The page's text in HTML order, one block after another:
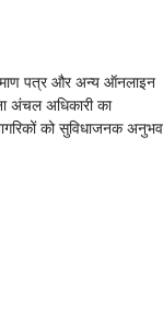
पत्र और अन्य ऑनलाइन
अंचल अधिकारी का
को सुविधाजनक अनुभव